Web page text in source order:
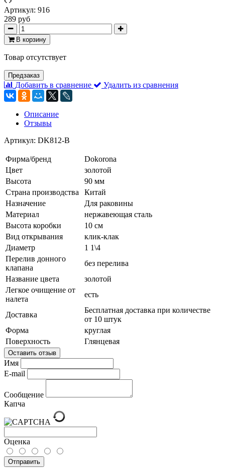
Артикул: 916
289 руб
В корзину
Товар отсутствует
Предзаказ
Добавить в сравнение Удалить из сравнения
Описание
Отзывы
Артикул: DK812-В
Фирма/бренд
Dokorona
Цвет
золотой
Высота
90 мм
Страна производства
Китай
Назначение
Для раковины
Материал
нержавеющая сталь
Высота коробки
10 см
Вид открывания
клик-клак
Диаметр
1 1\4
Перелив донного
клапана
без перелива
Название цвета
золотой
Легкое очищение от
налета
есть
Доставка
Бесплатная доставка при количестве
от 10 штук
Форма
круглая
Поверхность
Глянцевая
Оставить отзыв
Имя
E-mail
Сообщение
Капча
Оценка
Отправить